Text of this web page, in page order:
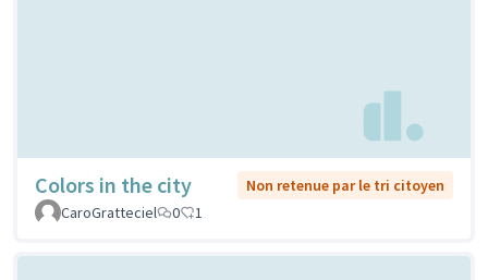
Colors in the city
Non retenue par le tri citoyen
CaroGratteciel
0 1